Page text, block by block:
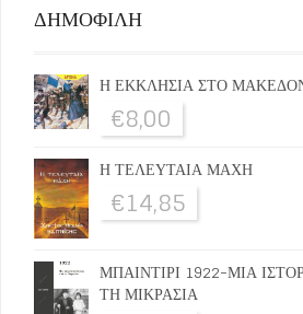
ΔΗΜΟΦΙΛΗ
Η ΕΚΚΛΗΣΙΑ ΣΤΟ
€8,00
Η ΤΕΛΕΥΤΑΙΑ ΜΑΧΗ
€14,85
ΜΠΑΙΝΤΙΡΙ 1922-ΜΙΑ
ΤΗ ΜΙΚΡΑΣΙΑ